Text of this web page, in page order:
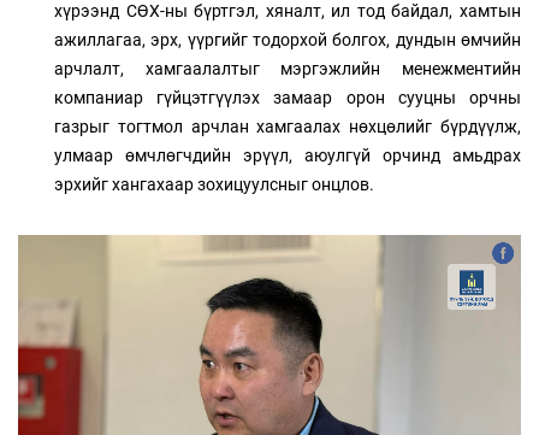
хүрээнд СӨХ-ны бүртгэл, хяналт, ил тод байдал, хамтын
ажиллагаа, эрх, үүргийг тодорхой болгох, дундын өмчийн
арчлалт, хамгаалалтыг мэргэжлийн менежментийн
компаниар гүйцэтгүүлэх замаар орон сууцны орчны
газрыг тогтмол арчлан хамгаалах нөхцөлийг бүрдүүлж,
улмаар өмчлөгчдийн эрүүл, аюулгүй орчинд амьдрах
эрхийг хангахаар зохицуулсныг онцлов.